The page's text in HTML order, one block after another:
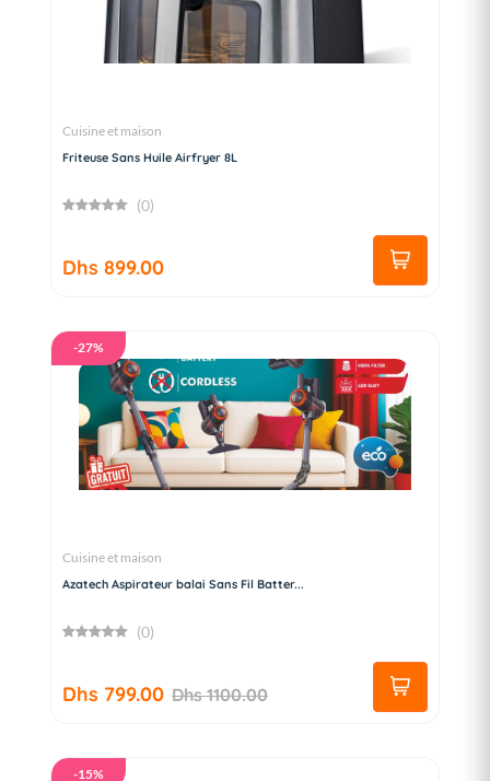
Cuisine et maison
Friteuse Sans Huile Airfryer 8L
(0)
Dhs 899.00
-27%
Cuisine et maison
Azatech Aspirateur balai Sans Fil Batter...
(0)
Dhs 799.00 Dhs 1100.00
-15%